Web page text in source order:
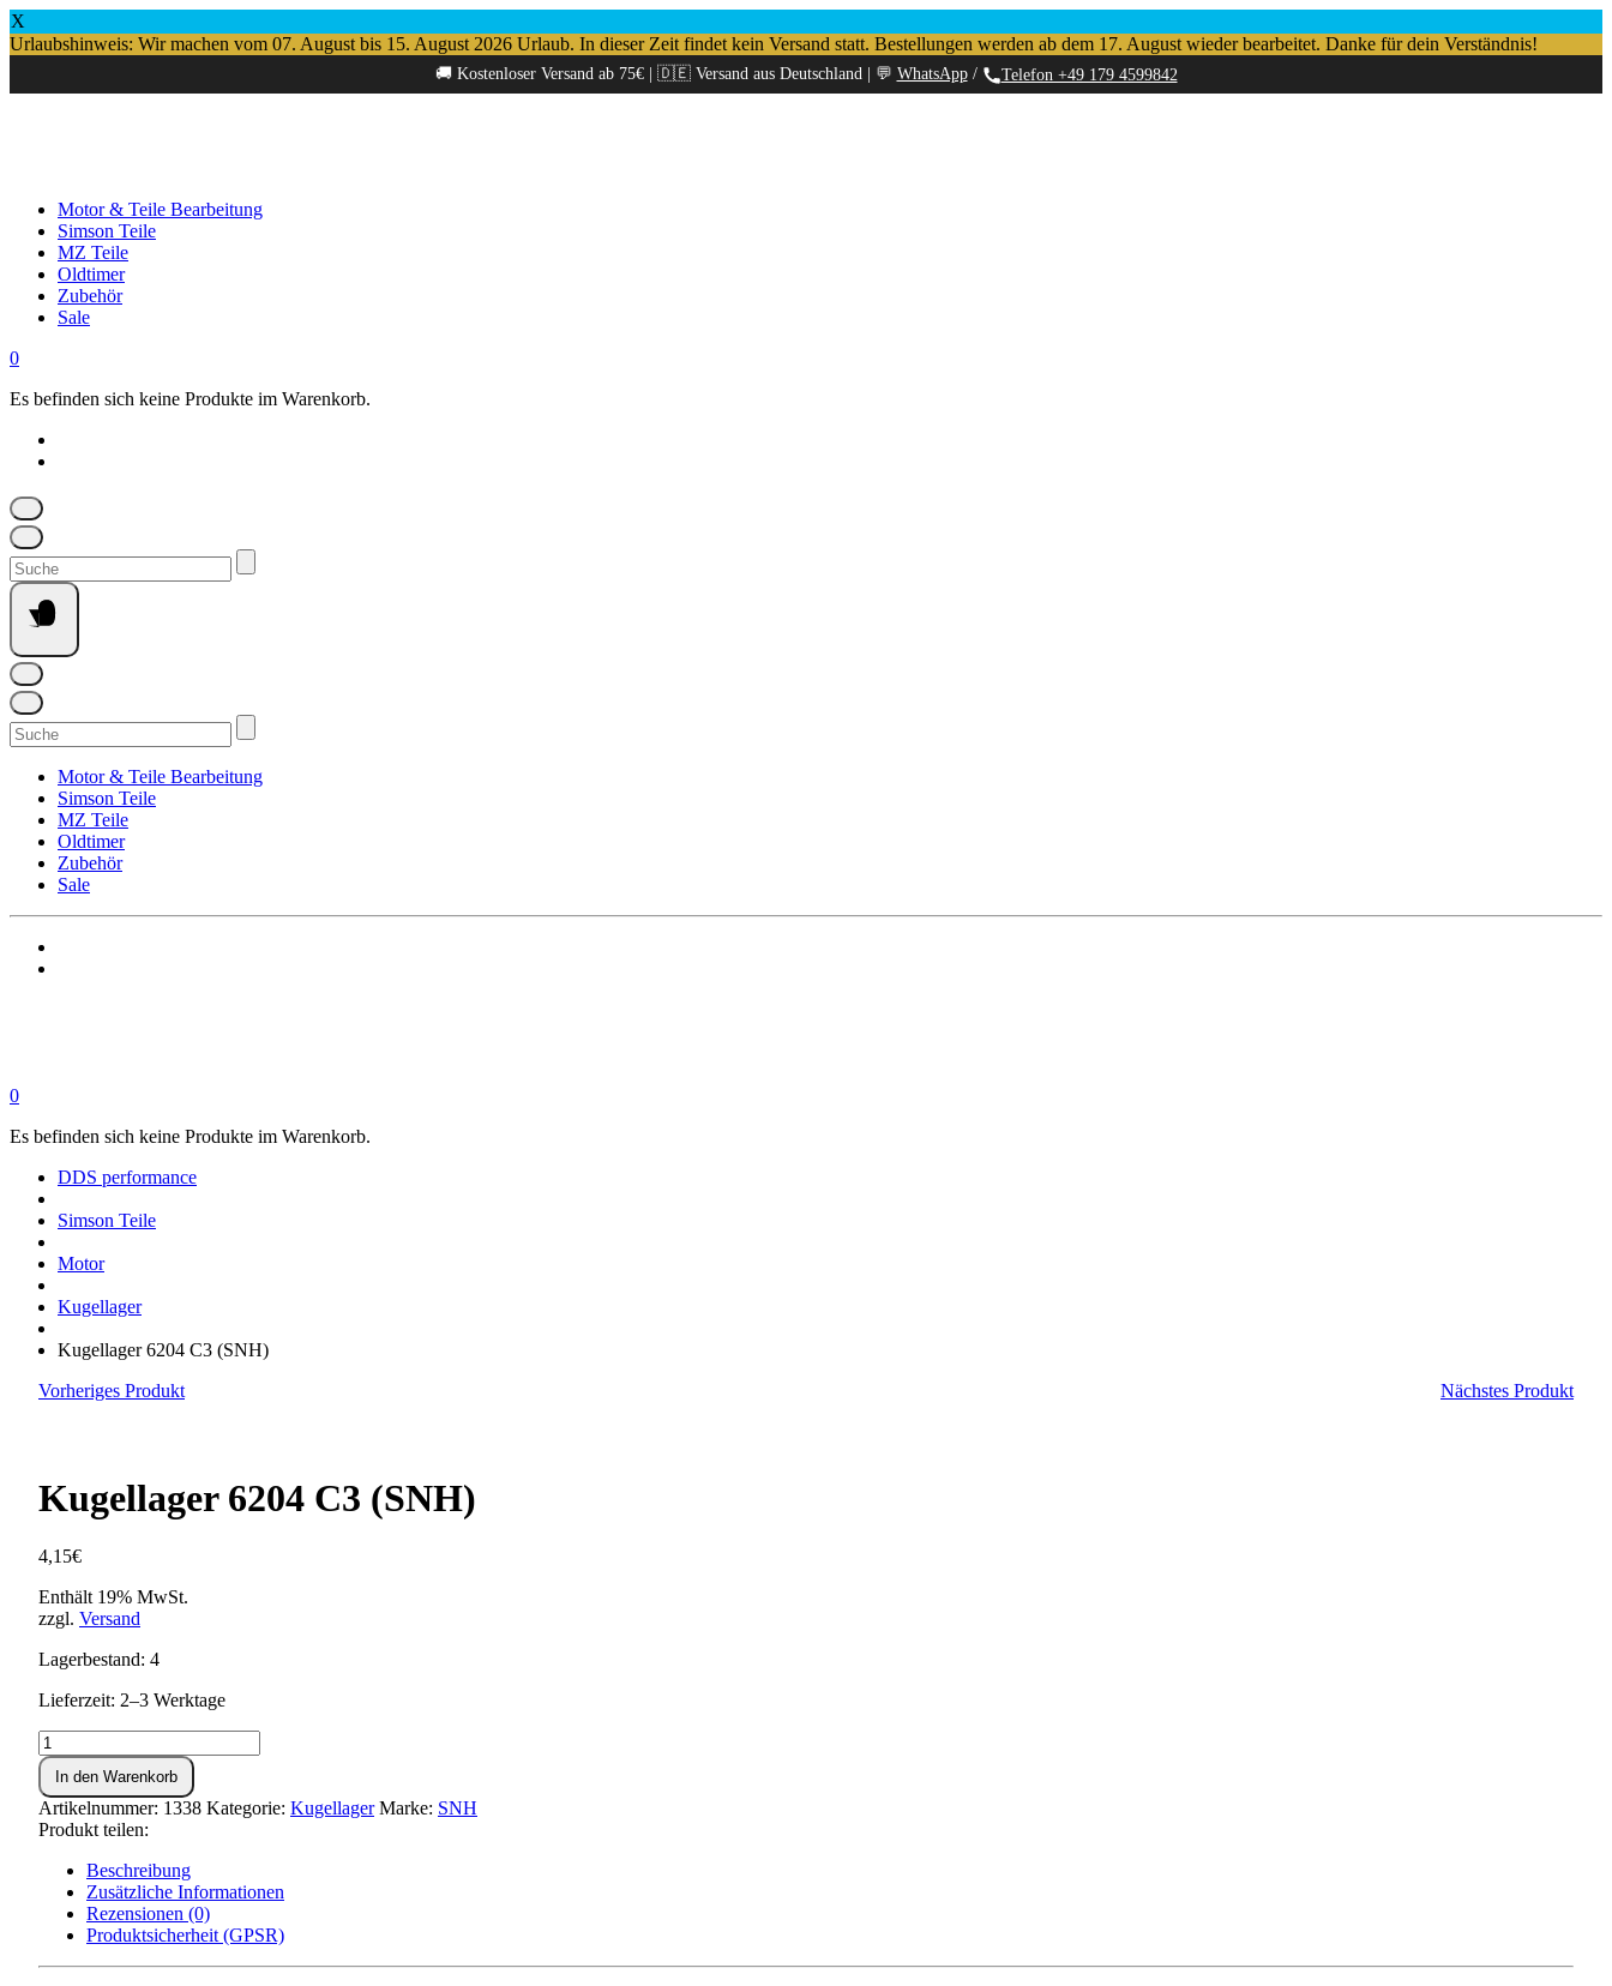
X
Urlaubshinweis: Wir machen vom 07. August bis 15. August 2026 Urlaub. In dieser Zeit findet kein Versand statt. Bestellungen werden ab dem 17. August wieder bearbeitet. Danke für dein Verständnis!
🚚 Kostenloser Versand ab 75€ | 🇩🇪 Versand aus Deutschland | 💬 WhatsApp/ Telefon +49 179 4599842
Motor & Teile Bearbeitung
Simson Teile
MZ Teile
Oldtimer
Zubehör
Sale
0
Es befinden sich keine Produkte im Warenkorb.
Suchen
nach:
Suchen
nach:
Motor & Teile Bearbeitung
Simson Teile
MZ Teile
Oldtimer
Zubehör
Sale
0
Es befinden sich keine Produkte im Warenkorb.
DDS performance
Simson Teile
Motor
Kugellager
Kugellager 6204 C3 (SNH)
Vorheriges Produkt
Nächstes Produkt
Kugellager 6204 C3 (SNH)
4,15€
Enthält 19% MwSt.
zzgl. Versand
Lagerbestand: 4
Lieferzeit: 2–3 Werktage
Kugellager
6204
C3
(SNH)
Menge
In den Warenkorb
Artikelnummer: 1338 Kategorie: Kugellager Marke: SNH
Produkt teilen:
Beschreibung
Zusätzliche Informationen
Rezensionen (0)
Produktsicherheit (GPSR)